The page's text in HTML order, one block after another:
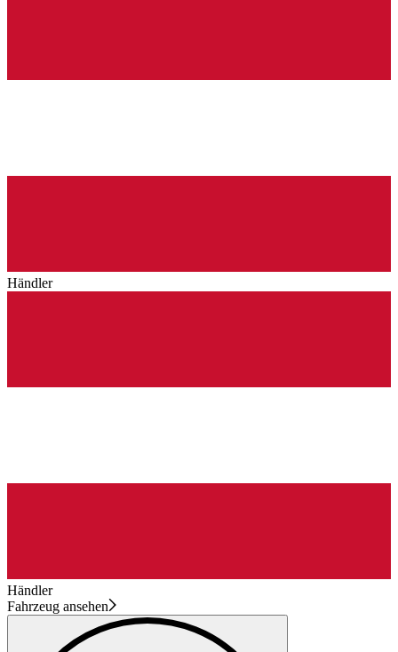
Händler
Händler
Fahrzeug ansehen